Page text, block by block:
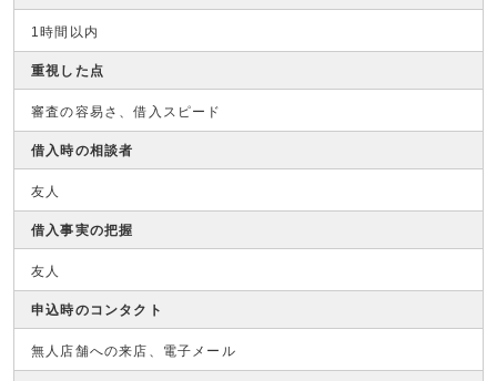
1時間以内
重視した点
審査の容易さ、借入スピード
借入時の相談者
友人
借入事実の把握
友人
申込時のコンタクト
無人店舗への来店、電子メール